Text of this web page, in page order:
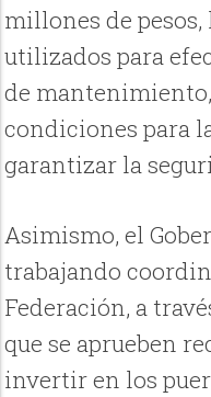
millones de pesos,
utilizados para
de
condiciones para
garantizar la
Asimismo, el
trabajando
Federación, a
que se aprueben
invertir en los